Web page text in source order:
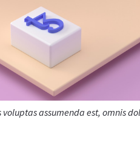
assumenda est, omnis